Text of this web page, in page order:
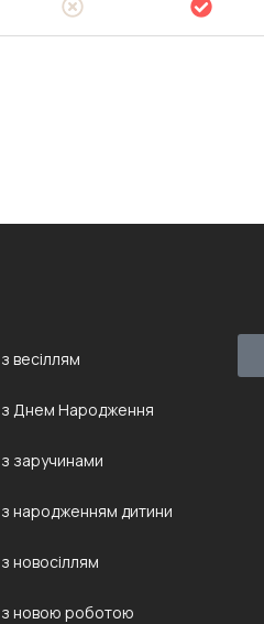
весіллям
з Днем Народження
заручинами
з народженням дитини
новосіллям
з новою роботою